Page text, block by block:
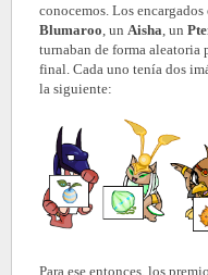
conocemos. Los
Blumaroo , un Aisha , un
turnaban de forma aleatoria
final. Cada uno tenía dos
la siguiente:
Para ese entonces, los